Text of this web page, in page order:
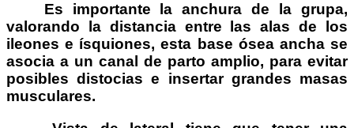
Es importante la anchura de la grupa,
valorando la distancia entre las alas de los
ileones e ísquiones, esta base ósea ancha se
asocia a un canal de parto amplio, para evitar
posibles distocias e insertar grandes masas
musculares.